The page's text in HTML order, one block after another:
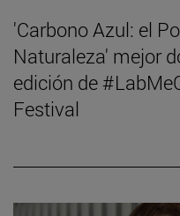
'Carbono Azul: el
Naturaleza' mejor
edición de
Festival